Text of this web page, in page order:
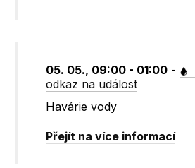
05. 05., 09:00 - 01:00 -
odkaz na událost
Havárie vody
Přejít na více informací